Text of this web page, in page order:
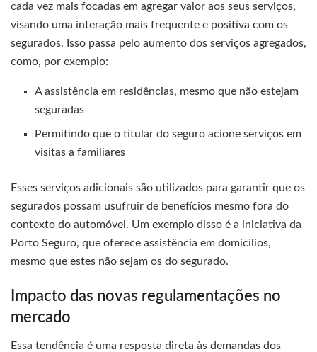
cada vez mais focadas em agregar valor aos seus serviços,
visando uma interação mais frequente e positiva com os
segurados. Isso passa pelo aumento dos serviços agregados,
como, por exemplo:
A assistência em residências, mesmo que não estejam
seguradas
Permitindo que o titular do seguro acione serviços em
visitas a familiares
Esses serviços adicionais são utilizados para garantir que os
segurados possam usufruir de benefícios mesmo fora do
contexto do automóvel. Um exemplo disso é a iniciativa da
Porto Seguro, que oferece assistência em domicílios,
mesmo que estes não sejam os do segurado.
Impacto das novas regulamentações no
mercado
Essa tendência é uma resposta direta às demandas dos